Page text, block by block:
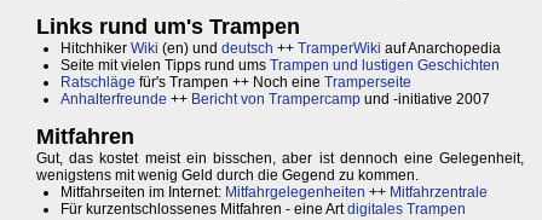
Links rund um's Trampen
Hitchhiker Wiki (en) und deutsch ++ TramperWiki auf Anarchopedia
Seite mit vielen Tipps rund ums Trampen und lustigen Geschichten
Ratschläge für's Trampen ++ Noch eine Tramperseite
Anhalterfreunde ++ Bericht von Trampercamp und -initiative 2007
Mitfahren
Gut, das kostet meist ein bisschen, aber ist dennoch eine Gelegenheit,
wenigstens mit wenig Geld durch die Gegend zu kommen.
Mitfahrseiten im Internet: Mitfahrgelegenheiten ++ Mitfahrzentrale
Für kurzentschlossenes Mitfahren - eine Artdigitales Trampen